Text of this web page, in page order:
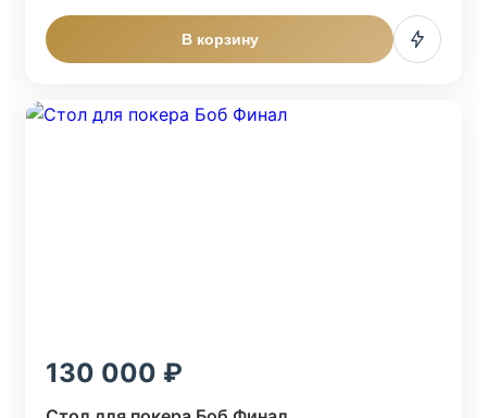
В корзину
130 000